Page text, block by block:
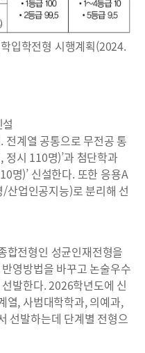
입학전형 시행계획(2024.
계열 공통으로 무전공 통
정시 110명)’과 첨단학과
명)’ 신설한다. 또한 응용A
산업인공지능)로 분리해 선
합전형인 성균인재전형을
영방법을 바꾸고 논술우수
발한다. 2026학년도에 신
열, 사범대학학과, 의예과,
선발하는데 단계별 전형으